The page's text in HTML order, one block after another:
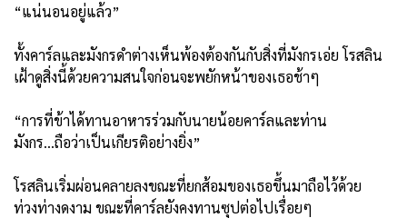
“แน่นอนอยู่แล้ว”
ทั้งคาร์ลและมังกรดำต่างเห็นพ้องต้องกันกับสิ่งที่มังกรเอ่ย โรสลิน
เฝ้าดูสิ่งนี้ด้วยความสนใจก่อนจะพยักหน้าของเธอช้าๆ
“การที่ข้าได้ทานอาหารร่วมกับนายน้อยคาร์ลและท่าน
มังกร...ถือว่าเป็นเกียรติอย่างยิ่ง”
โรสลินเริ่มผ่อนคลายลงขณะที่ยกส้อมของเธอขึ้นมาถือไว้ด้วย
ท่วงท่างดงาม ขณะที่คาร์ลยังคงทานซุปต่อไปเรื่อยๆ